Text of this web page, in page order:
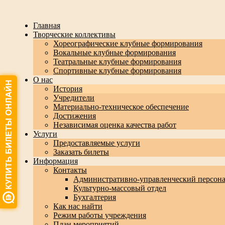
Главная
Творческие коллективы
Хореографические клубные формирования
Вокальные клубные формирования
Театральные клубные формирования
Спортивные клубные формирования
О нас
История
Учредители
Материально-техническое обеспечение
Достижения
Независимая оценка качества работ
Услуги
Предоставляемые услуги
Заказать билеты
Информация
Контакты
Административно-управленческий
Культурно-массовый отдел
Бухгалтерия
Как нас найти
Режим работы учреждения